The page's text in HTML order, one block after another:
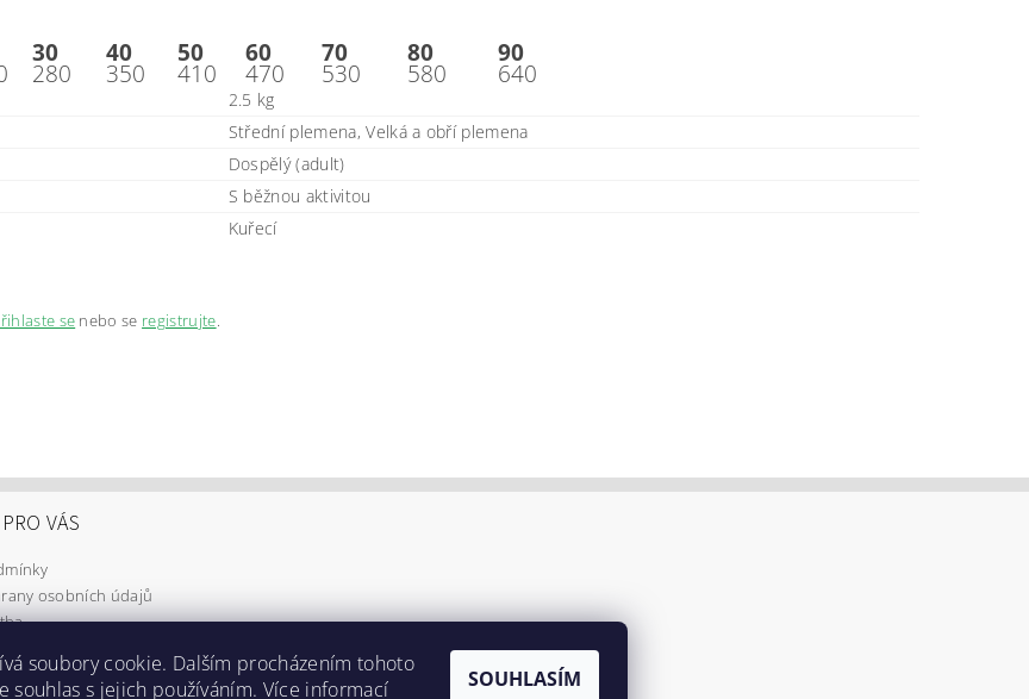
30 40 50 60 70 80 90
280 350 410 470 530 580 640
2.5 kg
Střední plemena, Velká a obří plemena
Dospělý (adult)
S běžnou aktivitou
Kuřecí
se nebo se registrujte.
VÁS
osobních údajů
soubory cookie. Dalším procházením tohoto
souhlas s jejich používáním. Více informací
SOUHLASÍM